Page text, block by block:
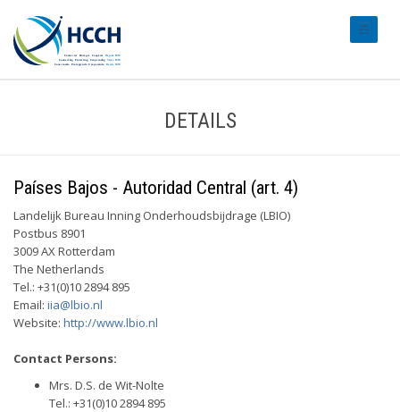
DETAILS
Países Bajos - Autoridad Central (art. 4)
Landelijk Bureau Inning Onderhoudsbijdrage (LBIO)
Postbus 8901
3009 AX Rotterdam
The Netherlands
Tel.: +31(0)10 2894 895
Email: iia@lbio.nl
Website: http://www.lbio.nl
Contact Persons:
Mrs. D.S. de Wit-Nolte
Tel.: +31(0)10 2894 895